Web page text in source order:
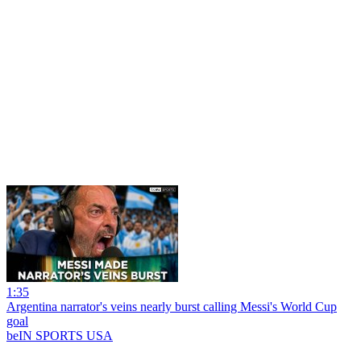
1:35
Argentina narrator's veins nearly burst calling Messi's World Cup
goal
beIN SPORTS USA